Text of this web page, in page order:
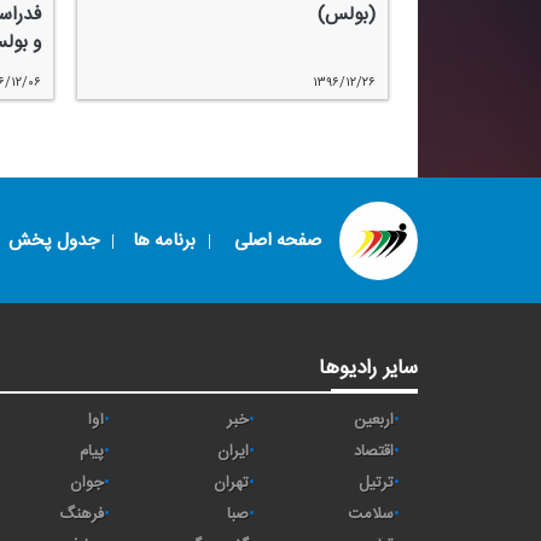
(بولس)
۱۳۹۶/۱۲/۲۶
و
۱۳۹۶/
صفحه اصلی برنامه ها جدول پخش
سایر رادیوها
اربعین خبر
آوا
اقتصاد
ايران
پیام
ترتیل
تهران
جوان
سلامت
صبا
فرهنگ